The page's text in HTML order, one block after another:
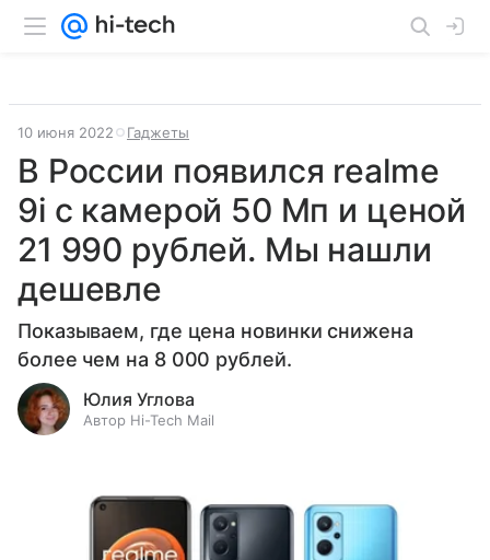
10 июня 2022 Гаджеты
В России появился realme
9i с камерой 50 Мп и ценой
21 990 рублей. Мы нашли
дешевле
Показываем, где цена новинки снижена
более чем на 8 000 рублей.
Юлия Углова
Автор Hi-Tech Mail